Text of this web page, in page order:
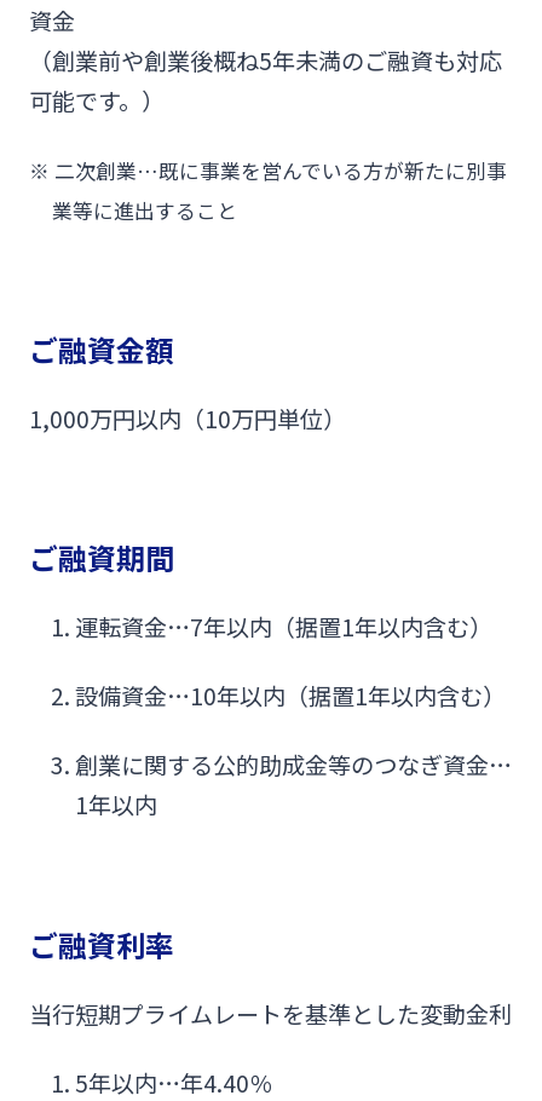
資金
（創業前や創業後概ね5年未満のご融資も対応
可能です。）
※ 二次創業…既に事業を営んでいる方が新たに別事
業等に進出すること
ご融資金額
1,000万円以内（10万円単位）
ご融資期間
運転資金…7年以内（据置1年以内含む）
設備資金…10年以内（据置1年以内含む）
創業に関する公的助成金等のつなぎ資金…
1年以内
ご融資利率
当行短期プライムレートを基準とした変動金利
5年以内…年4.40％